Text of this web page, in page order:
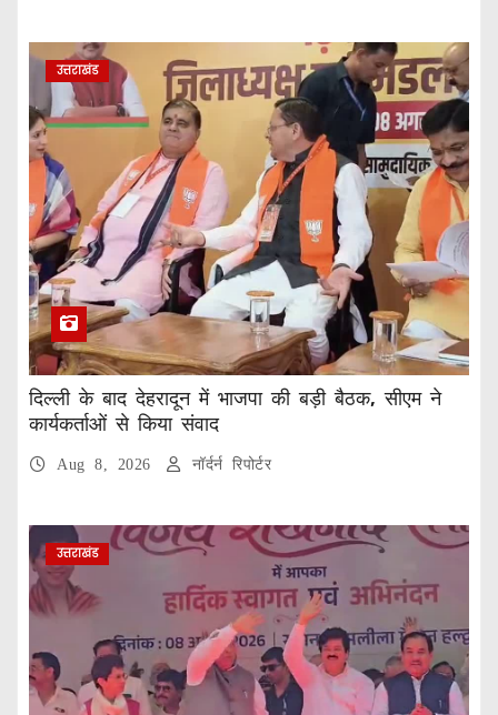
उत्तराखंड
दिल्ली के बाद देहरादून में भाजपा की बड़ी बैठक, सीएम ने
कार्यकर्ताओं से किया संवाद
Aug 8, 2026 नॉर्दर्न रिपोर्टर
उत्तराखंड